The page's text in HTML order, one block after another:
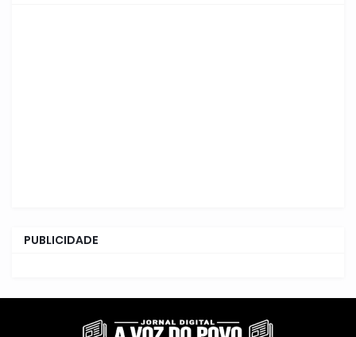
PUBLICIDADE